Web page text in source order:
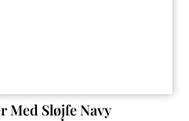
Med Sløjfe Navy